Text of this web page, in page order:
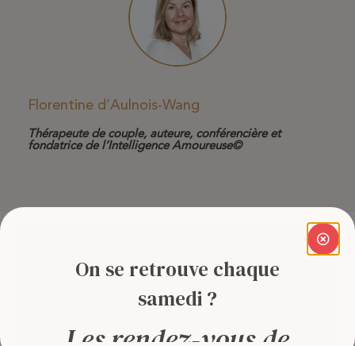
Florentine d’Aulnois-Wang
Thérapeute de couple, auteure, conférencière et
fondatrice de l’Intelligence Amoureuse©
DERNIERS ARTICLES